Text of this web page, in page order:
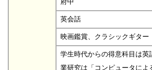
府中
英会話
映画鑑賞、クラシックギター
学生時代からの得意科目は英
業研究は「コンピュータによ